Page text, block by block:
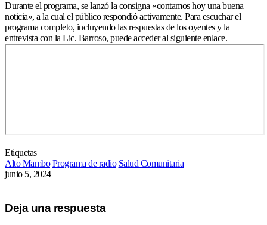
Durante el programa, se lanzó la consigna «contamos hoy una buena
noticia», a la cual el público respondió activamente. Para escuchar el
programa completo, incluyendo las respuestas de los oyentes y la
entrevista con la Lic. Barroso, puede acceder al siguiente enlace.
Etiquetas
Alto Mambo Programa de radio Salud Comunitaria
junio 5, 2024
Deja una respuesta